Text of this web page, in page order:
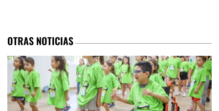
OTRAS NOTICIAS